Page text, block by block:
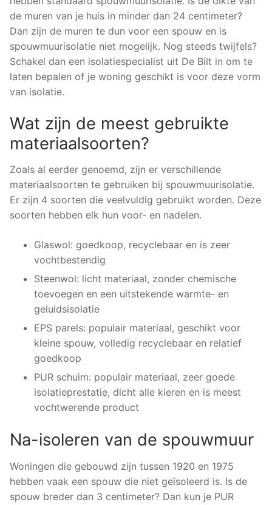
de muren van je huis in minder dan 24 centimeter?
Dan zijn de muren te dun voor een spouw en is
spouwmuurisolatie niet mogelijk. Nog steeds twijfels?
Schakel dan een isolatiespecialist uit De Bilt in om te
laten bepalen of je woning geschikt is voor deze vorm
van isolatie.
Wat zijn de meest gebruikte
materiaalsoorten?
Zoals al eerder genoemd, zijn er verschillende
materiaalsoorten te gebruiken bij spouwmuurisolatie.
Er zijn 4 soorten die veelvuldig gebruikt worden. Deze
soorten hebben elk hun voor- en nadelen.
Glaswol: goedkoop, recyclebaar en is zeer
vochtbestendig
Steenwol: licht materiaal, zonder chemische
toevoegen en een uitstekende warmte- en
geluidsisolatie
EPS parels: populair materiaal, geschikt voor
kleine spouw, volledig recyclebaar en relatief
goedkoop
PUR schuim: populair materiaal, zeer goede
isolatieprestatie, dicht alle kieren en is meest
vochtwerende product
Na-isoleren van de spouwmuur
Woningen die gebouwd zijn tussen 1920 en 1975
hebben vaak een spouw die niet geïsoleerd is. Is de
spouw breder dan 3 centimeter? Dan kun je PUR